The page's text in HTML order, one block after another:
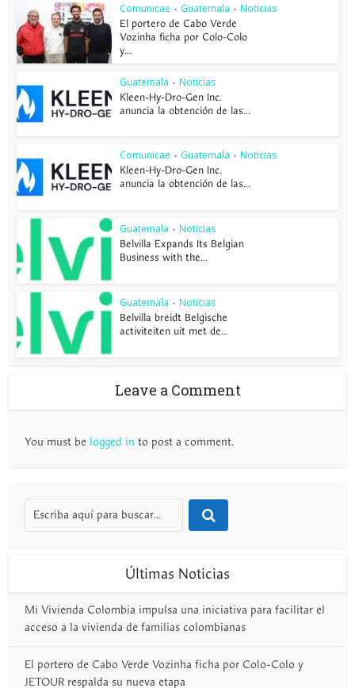
Comunicae • Guatemala • Noticias
El portero de Cabo Verde
Vozinha ficha por Colo-Colo
y...
Guatemala • Noticias
Kleen-Hy-Dro-Gen Inc.
anuncia la obtención de las...
Comunicae • Guatemala • Noticias
Kleen-Hy-Dro-Gen Inc.
anuncia la obtención de las...
Guatemala • Noticias
Belvilla Expands Its Belgian
Business with the...
Guatemala • Noticias
Belvilla breidt Belgische
activiteiten uit met de...
Leave a Comment
You must be logged in to post a comment.
Últimas Noticias
Mi Vivienda Colombia impulsa una iniciativa para facilitar el
acceso a la vivienda de familias colombianas
El portero de Cabo Verde Vozinha ficha por Colo-Colo y
JETOUR respalda su nueva etapa